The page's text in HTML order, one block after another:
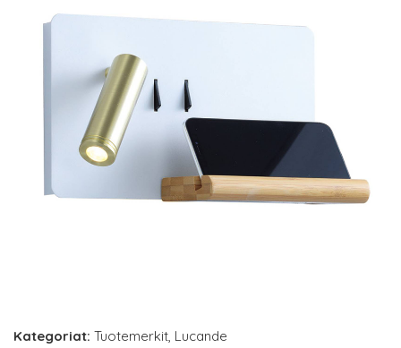
Kategoriat: Tuotemerkit, Lucande